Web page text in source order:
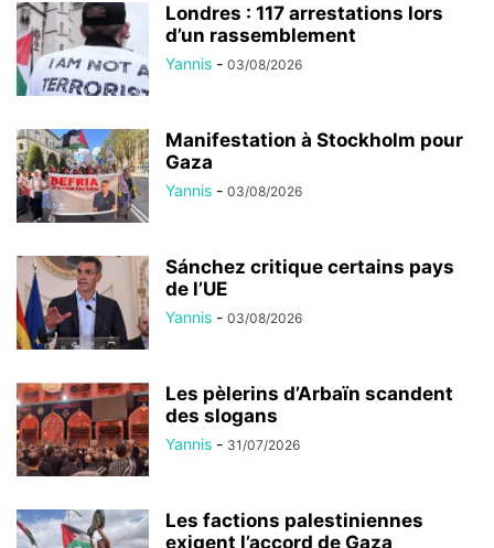
Londres : 117 arrestations lors
d’un rassemblement
Yannis - 03/08/2026
Manifestation à Stockholm pour
Gaza
Yannis - 03/08/2026
Sánchez critique certains pays
de l’UE
Yannis - 03/08/2026
Les pèlerins d’Arbaïn scandent
des slogans
Yannis - 31/07/2026
Les factions palestiniennes
exigent l’accord de Gaza